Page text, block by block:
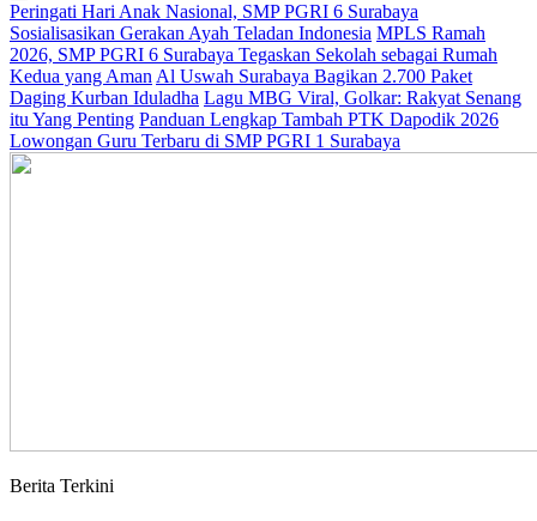
Peringati Hari Anak Nasional, SMP PGRI 6 Surabaya
Sosialisasikan Gerakan Ayah Teladan Indonesia MPLS Ramah
2026, SMP PGRI 6 Surabaya Tegaskan Sekolah sebagai Rumah
Kedua yang Aman Al Uswah Surabaya Bagikan 2.700 Paket
Daging Kurban Iduladha Lagu MBG Viral, Golkar: Rakyat Senang
itu Yang Penting Panduan Lengkap Tambah PTK Dapodik 2026
Lowongan Guru Terbaru di SMP PGRI 1 Surabaya
Berita Terkini